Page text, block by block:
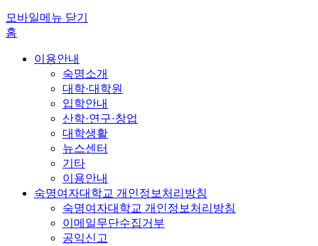
모바일메뉴 닫기
홈
이용안내
숙명소개
대학·대학원
입학안내
산학·연구·창업
대학생활
뉴스센터
기타
이용안내
숙명여자대학교 개인정보처리방침
숙명여자대학교 개인정보처리방침
이메일무단수집거부
공익신고